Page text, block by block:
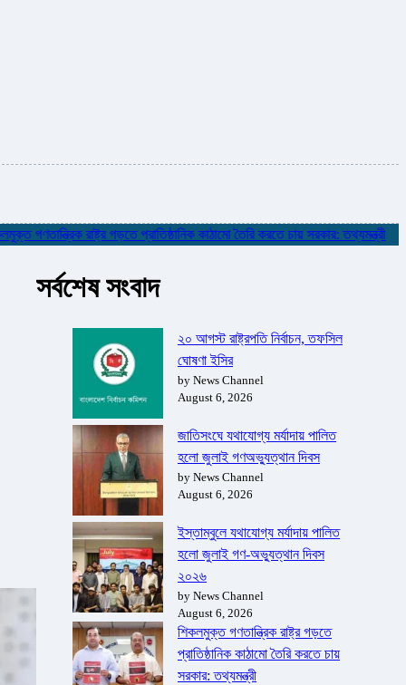
রাষ্ট্র গড়তে প্রাতিষ্ঠানিক কাঠামো তৈরি করতে চায় সরকার: তথ্যমন্ত্রী ✮
সর্বশেষ সংবাদ
২০ আগস্ট রাষ্ট্রপতি নির্বাচন, তফসিল
ঘোষণা ইসির
by News Channel
August 6, 2026
জাতিসংঘে যথাযোগ্য মর্যাদায় পালিত
হলো জুলাই গণঅভ্যুত্থান দিবস
by News Channel
August 6, 2026
ইস্তাম্বুলে যথাযোগ্য মর্যাদায় পালিত
হলো জুলাই গণ-অভ্যুত্থান দিবস
২০২৬
by News Channel
August 6, 2026
শিকলমুক্ত গণতান্ত্রিক রাষ্ট্র গড়তে
প্রাতিষ্ঠানিক কাঠামো তৈরি করতে চায়
সরকার: তথ্যমন্ত্রী